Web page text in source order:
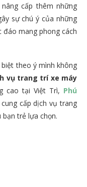
cấp thêm những
sự chú ý của những
mang phong cách
biệt theo ý mình không
vụ trang trí xe máy
cao tại Việt Trì, Phú
cấp dịch vụ trang
trẻ lựa chọn.